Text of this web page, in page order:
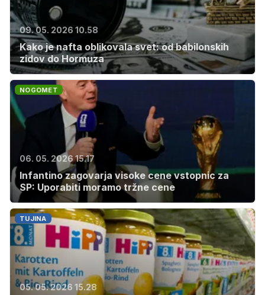
09. 05. 2026 10.58
Kako je nafta oblikovala svet: od babilonskih
zidov do Hormuza
NOGOMET
06. 05. 2026 15.17
Infantino zagovarja visoke cene vstopnic za
SP: Uporabiti moramo tržne cene
TUJINA
05. 05. 2026 15.28